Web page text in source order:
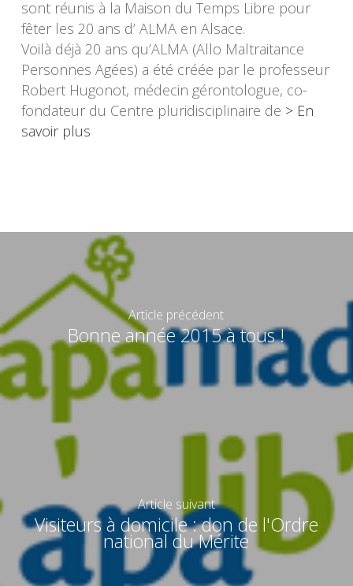
sont réunis à la Maison du Temps Libre pour
fêter les 20 ans d’ ALMA en Alsace.
Voilà déjà 20 ans qu’ALMA (Allo Maltraitance
Personnes Agées) a été créée par le professeur
Robert Hugonot, médecin gérontologue, co-
fondateur du Centre pluridisciplinaire de > En
savoir plus
Article précédent
Bonne année 2015 à tous !
Article suivant
Visiteurs à domicile : don de l'Ordre
national du Mérite